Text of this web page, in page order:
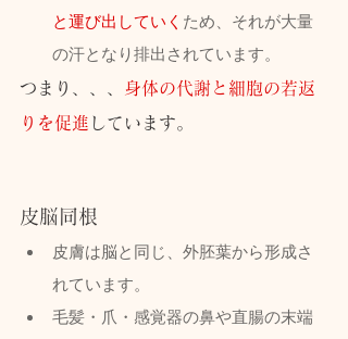
と運び出していく ため、それが大量
の汗となり排出されています。
つまり、、、
身体の代謝と細胞の若返
りを促進 しています。
皮脳同根
皮膚は脳と同じ、外胚葉から形成さ
れています。
毛髪・爪・感覚器の鼻や直腸の末端